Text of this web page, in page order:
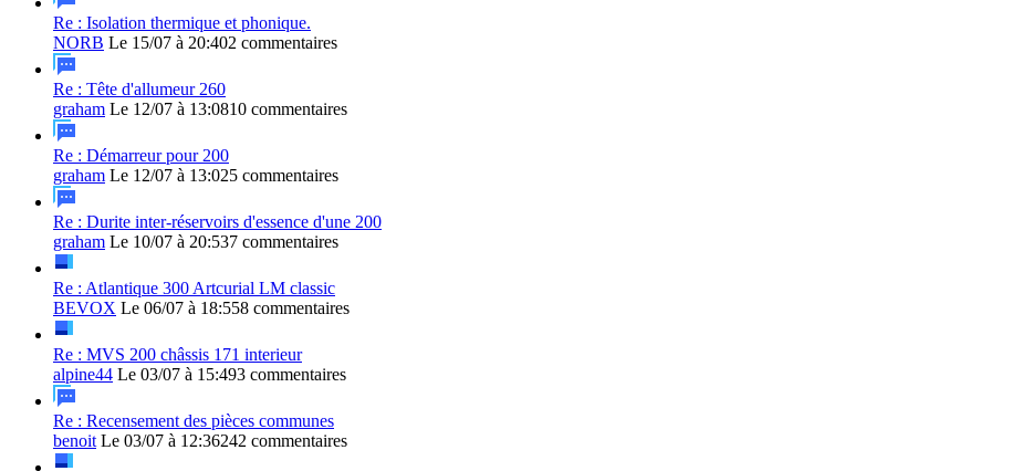
Re : Isolation thermique et phonique.
NORB Le 15/07 à 20:402 commentaires
Re : Tête d'allumeur 260
graham Le 12/07 à 13:0810 commentaires
Re : Démarreur pour 200
graham Le 12/07 à 13:025 commentaires
Re : Durite inter-réservoirs d'essence d'une 200
graham Le 10/07 à 20:537 commentaires
Re : Atlantique 300 Artcurial LM classic
BEVOX Le 06/07 à 18:558 commentaires
Re : MVS 200 châssis 171 interieur
alpine44 Le 03/07 à 15:493 commentaires
Re : Recensement des pièces communes
benoit Le 03/07 à 12:36242 commentaires